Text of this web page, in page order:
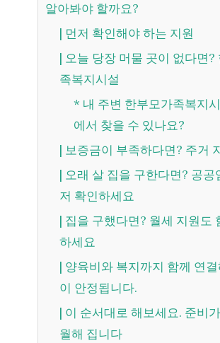
알아봐야 할까요?
| 먼저 확인해야 하는 지원
| 오늘 당장 머물 곳이 없다면? 한부모가
족복지시설
* 내 주변 한부모가족복지
에서 찾을 수 있나요?
| 보증금이 부족하다면? 주거
| 오래 살 집을 구한다면? 공공임대를 먼
저 확인하세요
| 집을 구했다면? 월세 지원도 함께 확인
하세요
| 양육비와 복지까지 함께 연결해야 생활
이 안정됩니다.
| 이 순서대로 해보세요. 준비가 좀 더 수
월해 집니다